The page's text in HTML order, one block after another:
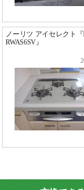
ノーリツ アイセレクト
RWAS6SV』